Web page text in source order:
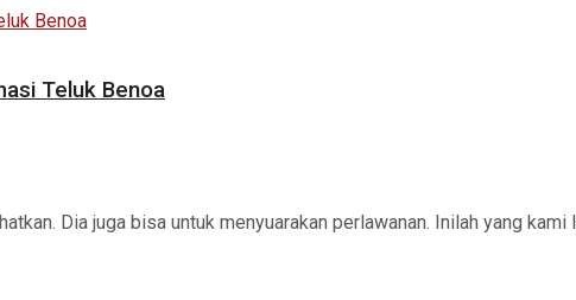
Teluk Benoa
Dia juga bisa untuk menyuarakan perlawanan. Inilah yang